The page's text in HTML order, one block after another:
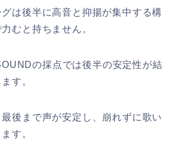
は後半に高音と抑揚が集中する構
むと持ちません。
の採点では後半の安定性が結
す。
後まで声が安定し、崩れずに歌い
す。